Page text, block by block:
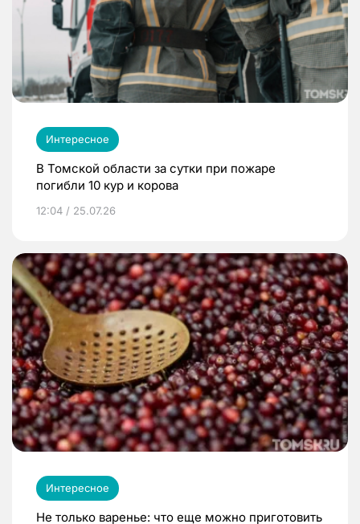
Интересное
В Томской области за сутки при пожаре
погибли 10 кур и корова
12:04 / 25.07.26
Интересное
Не только варенье: что еще можно приготовить